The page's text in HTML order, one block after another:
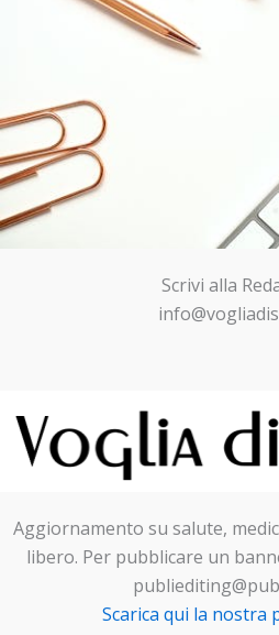
Scrivi alla
Aggiornamento su salute,
libero. Per pubblicare un
Scarica qui la nostra